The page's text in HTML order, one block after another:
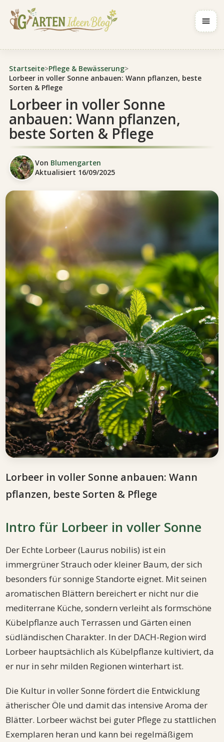
Startseite>Pflege & Bewässerung>
Lorbeer in voller Sonne anbauen: Wann pflanzen, beste
Sorten & Pflege
Lorbeer in voller Sonne
anbauen: Wann pflanzen,
beste Sorten & Pflege
Von Blumengarten
Aktualisiert 16/09/2025
Lorbeer in voller Sonne anbauen: Wann
pflanzen, beste Sorten & Pflege
Intro für Lorbeer in voller Sonne
Der Echte Lorbeer (Laurus nobilis) ist ein
immergrüner Strauch oder kleiner Baum, der sich
besonders für sonnige Standorte eignet. Mit seinen
aromatischen Blättern bereichert er nicht nur die
mediterrane Küche, sondern verleiht als formschöne
Kübelpflanze auch Terrassen und Gärten einen
südländischen Charakter. In der DACH-Region wird
Lorbeer hauptsächlich als Kübelpflanze kultiviert, da
er nur in sehr milden Regionen winterhart ist.
Die Kultur in voller Sonne fördert die Entwicklung
ätherischer Öle und damit das intensive Aroma der
Blätter. Lorbeer wächst bei guter Pflege zu stattlichen
Exemplaren heran und kann bei regelmäßigem